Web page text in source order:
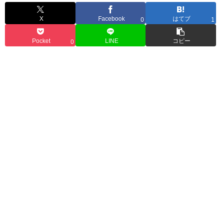
X Facebook 0 はてブ 1
Pocket 0 LINE コピー